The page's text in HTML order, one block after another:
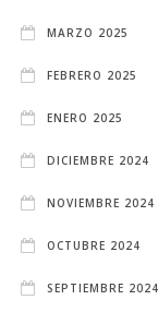
MARZO 2025
FEBRERO 2025
ENERO 2025
DICIEMBRE 2024
NOVIEMBRE 2024
OCTUBRE 2024
SEPTIEMBRE 2024